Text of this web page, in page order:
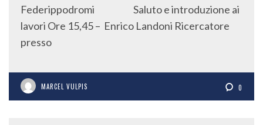
Federippodromi Saluto e introduzione ai
lavori Ore 15,45 – Enrico Landoni Ricercatore
presso
MARCEL VULPIS 0